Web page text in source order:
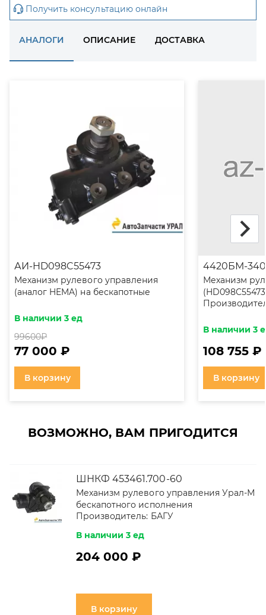
Получить консультацию онлайн
АНАЛОГИ ОПИСАНИЕ ДОСТАВКА
АИ-HD098C55473
Механизм рулевого управления
(аналог HEMA) на бескапотные
В наличии 3 ед
99600₽
77 000 ₽
В корзину
4420БМ-
Механизм
В наличии 3
108 755 ₽
В корзину
ВОЗМОЖНО, ВАМ ПРИГОДИТСЯ
ШНКФ 453461.700-60
Механизм рулевого управления Урал-М
бескапотного исполнения
Производитель: БАГУ
В наличии 3 ед
204 000 ₽
В корзину